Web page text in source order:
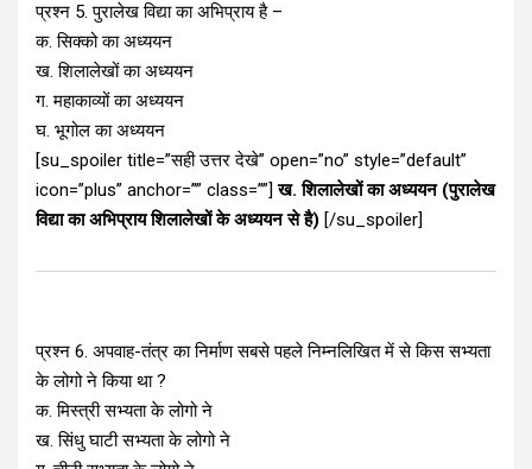
प्रश्न 5. पुरालेख विद्या का अभिप्राय है –
क. सिक्को का अध्ययन
ख. शिलालेखों का अध्ययन
ग. महाकाव्यों का अध्ययन
घ. भूगोल का अध्ययन
[su_spoiler title=”सही उत्तर देखे” open=”no” style=”default”
icon=”plus” anchor=”” class=””]ख. शिलालेखों का अध्ययन (पुरालेख
विद्या का अभिप्राय शिलालेखों के अध्ययन से है) [/su_spoiler]
प्रश्न 6. अपवाह-तंत्र का निर्माण सबसे पहले निम्नलिखित में से किस सभ्यता
के लोगो ने किया था ?
क. मिस्त्री सभ्यता के लोगो ने
ख. सिंधु घाटी सभ्यता के लोगो ने